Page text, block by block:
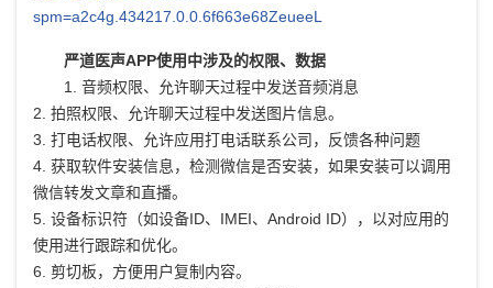
spm=a2c4g.434217.0.0.6f663e68ZeueeL
严道医声APP使用中涉及的权限、数据
1. 音频权限、允许聊天过程中发送音频消息
2. 拍照权限、允许聊天过程中发送图片信息。
3. 打电话权限、允许应用打电话联系公司，反馈各种问题
4. 获取软件安装信息，检测微信是否安装，如果安装可以调用
微信转发文章和直播。
5. 设备标识符（如设备ID、IMEI、Android ID），以对应用的
使用进行跟踪和优化。
6. 剪切板，方便用户复制内容。